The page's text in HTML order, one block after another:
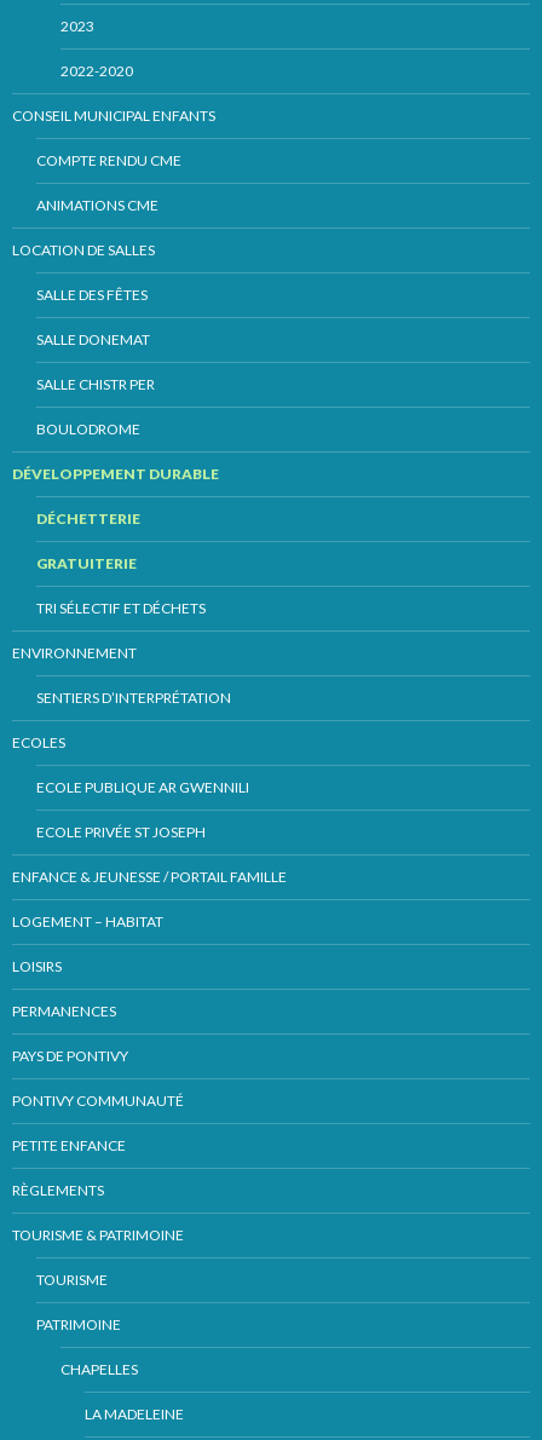
2023
2022-2020
CONSEIL MUNICIPAL ENFANTS
COMPTE RENDU CME
ANIMATIONS CME
LOCATION DE SALLES
SALLE DES FÊTES
SALLE DONEMAT
SALLE CHISTR PER
BOULODROME
DÉVELOPPEMENT DURABLE
DÉCHETTERIE
GRATUITERIE
TRI SÉLECTIF ET DÉCHETS
ENVIRONNEMENT
SENTIERS D’INTERPRÉTATION
ECOLES
ECOLE PUBLIQUE AR GWENNILI
ECOLE PRIVÉE ST JOSEPH
ENFANCE & JEUNESSE / PORTAIL FAMILLE
LOGEMENT – HABITAT
LOISIRS
PERMANENCES
PAYS DE PONTIVY
PONTIVY COMMUNAUTÉ
PETITE ENFANCE
RÈGLEMENTS
TOURISME & PATRIMOINE
TOURISME
PATRIMOINE
CHAPELLES
LA MADELEINE